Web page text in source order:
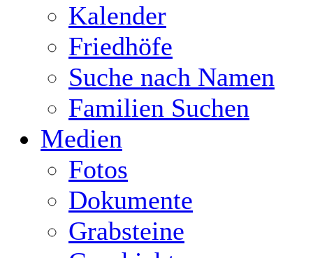
Kalender
Friedhöfe
Suche nach Namen
Familien Suchen
Medien
Fotos
Dokumente
Grabsteine